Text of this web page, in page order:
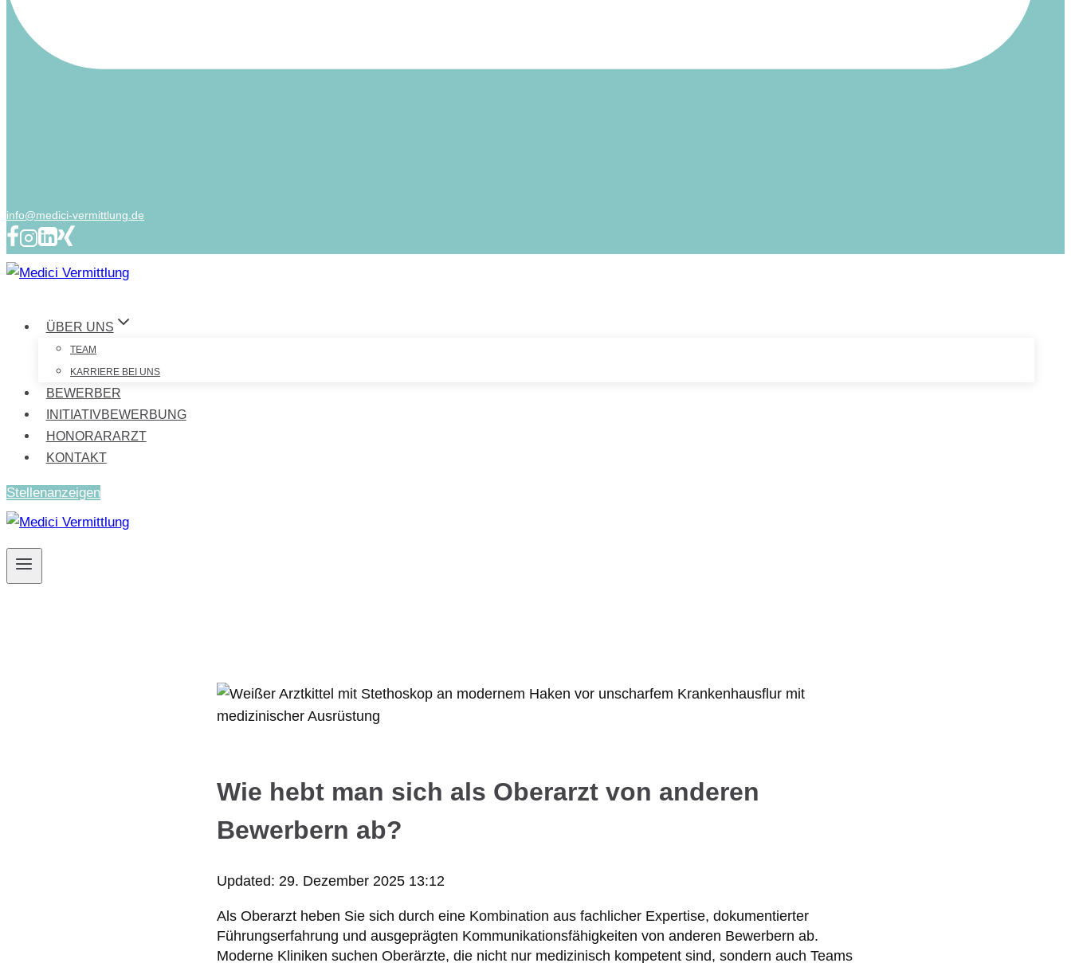
info@medici-vermittlung.de
ÜBER UNS
TEAM
KARRIERE BEI UNS
BEWERBER
INITIATIVBEWERBUNG
HONORARARZT
KONTAKT
Stellenanzeigen
Wie hebt man sich als Oberarzt von anderen
Bewerbern ab?
Updated: 29. Dezember 2025 13:12
Als Oberarzt heben Sie sich durch eine Kombination aus fachlicher Expertise, dokumentierter
Führungserfahrung und ausgeprägten Kommunikationsfähigkeiten von anderen Bewerbern ab.
Moderne Kliniken suchen Oberärzte, die nicht nur medizinisch kompetent sind, sondern auch Teams